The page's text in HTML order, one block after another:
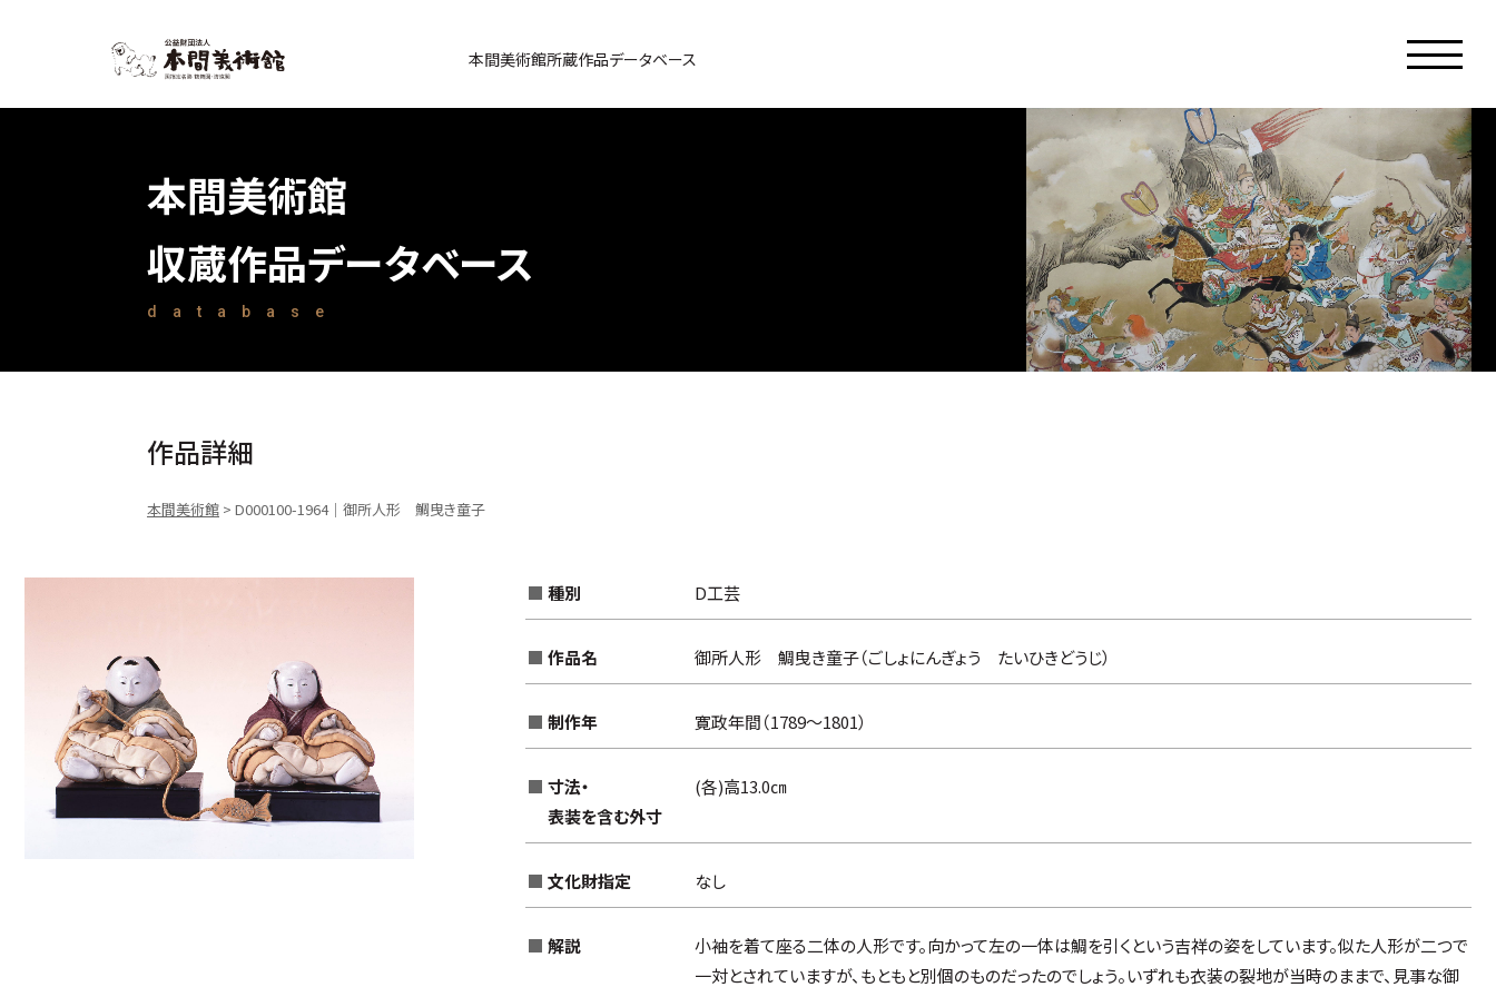
本間美術館所蔵作品データベース
分類一覧から検索
本間美術館
収蔵作品データベース
database
作品詳細
本間美術館 > D000100-1964｜御所人形 鯛曳き童子
種別 D工芸
作品名 御所人形 鯛曳き童子（ごしょにんぎょう たいひきどうじ）
制作年 寛政年間（1789～1801）
寸法・
表装を含む外寸
(各)高13.0㎝
文化財指定 なし
解説
小袖を着て座る二体の人形です。向かって左の一体は鯛を引くという吉祥の姿をしています。似た人形が二つで
一対とされていますが、もともと別個のものだったのでしょう。いずれも衣装の裂地が当時のままで、見事な御